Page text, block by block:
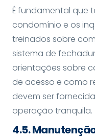
É fundamental que
condomínio e os
treinados sobre
sistema de
orientações sobre
de acesso e como
devem ser
operação tranquila.
4.5.